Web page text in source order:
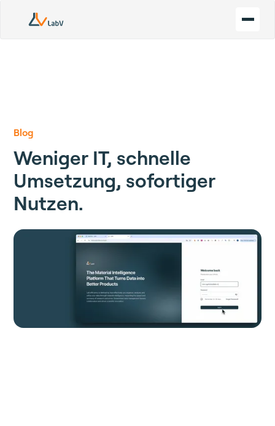
Blog
Weniger IT, schnelle
Umsetzung, sofortiger
Nutzen.